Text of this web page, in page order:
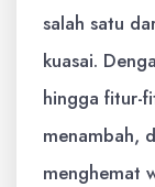
salah satu
kuasai.
hingga fitur-
menambah,
menghemat